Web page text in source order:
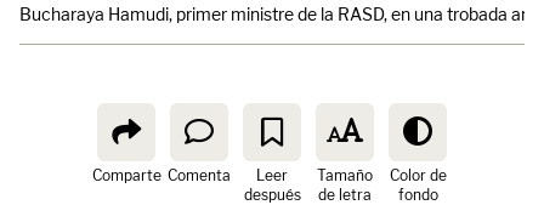
Bucharaya Hamudi, primer ministre de la RASD, en una trobada
Comparte Comenta
Leer
después
Tamaño
de letra
Color de
fondo